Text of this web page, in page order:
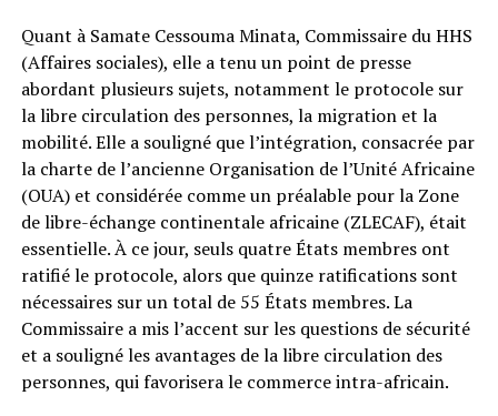
Quant à Samate Cessouma Minata, Commissaire du HHS
(Affaires sociales), elle a tenu un point de presse
abordant plusieurs sujets, notamment le protocole sur
la libre circulation des personnes, la migration et la
mobilité. Elle a souligné que l’intégration, consacrée par
la charte de l’ancienne Organisation de l’Unité Africaine
(OUA) et considérée comme un préalable pour la Zone
de libre-échange continentale africaine (ZLECAF), était
essentielle. À ce jour, seuls quatre États membres ont
ratifié le protocole, alors que quinze ratifications sont
nécessaires sur un total de 55 États membres. La
Commissaire a mis l’accent sur les questions de sécurité
et a souligné les avantages de la libre circulation des
personnes, qui favorisera le commerce intra-africain.